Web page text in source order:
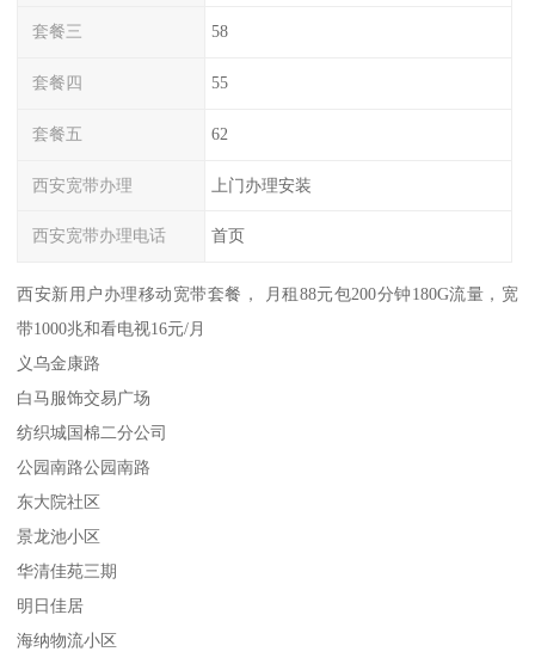
套餐三 58
套餐四 55
套餐五 62
西安宽带办理 上门办理安装
西安宽带办理电话 首页
西安新用户办理移动宽带套餐， 月租88元包200分钟180G流量，宽
带1000兆和看电视16元/月
义乌金康路
白马服饰交易广场
纺织城国棉二分公司
公园南路公园南路
东大院社区
景龙池小区
华清佳苑三期
明日佳居
海纳物流小区